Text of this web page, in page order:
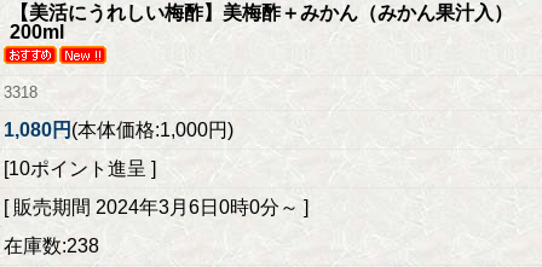
【美活にうれしい梅酢】 美梅酢＋みかん（みかん果汁入）
200ml
3318
1,080円 (本体価格:1,000円)
[10ポイント進呈 ]
[ 販売期間 2024年3月6日0時0分～ ]
在庫数:238